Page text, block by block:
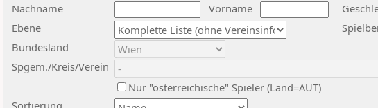
Nachname
Vorname
Ebene
Sortierung
Bundesland
Spgem./Kreis/Verein
Nur "österreichische" Spieler (Land=AUT)